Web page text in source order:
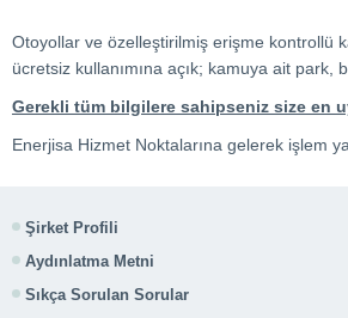
Otoyollar ve özelleştirilmiş erişme kontrollü
ücretsiz kullanımına açık; kamuya ait park,
Gerekli tüm bilgilere sahipseniz size en
Enerjisa Hizmet Noktalarına gelerek işlem
Şirket Profili
Aydınlatma Metni
Sıkça Sorulan Sorular